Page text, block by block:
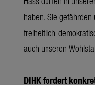
haben. Sie
freiheitlich-
auch unseren
DIHK fordert